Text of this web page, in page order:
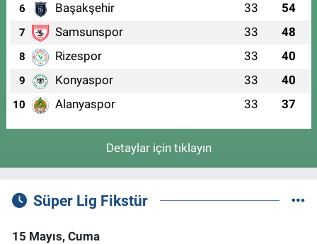
6 Başakşehir 33 54
7 Samsunspor 33 48
8 Rizespor 33 40
9 Konyaspor 33 40
10 Alanyaspor 33 37
Detaylar için tıklayın
Süper Lig Fikstür
15 Mayıs, Cuma